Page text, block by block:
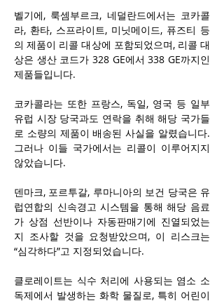
벨기에, 룩셈부르크, 네덜란드에서는 코카콜
라, 환타, 스프라이트, 미닛메이드, 퓨즈티 등
의 제품이 리콜 대상에 포함되었으며, 리콜 대
상은 생산 코드가 328 GE에서 338 GE까지인
제품들입니다.
코카콜라는 또한 프랑스, 독일, 영국 등 일부
유럽 시장 당국과도 연락을 취해 해당 국가들
로 소량의 제품이 배송된 사실을 알렸습니다.
그러나 이들 국가에서는 리콜이 이루어지지
않았습니다.
덴마크, 포르투갈, 루마니아의 보건 당국은 유
럽연합의 신속경고 시스템을 통해 해당 음료
가 상점 선반이나 자동판매기에 진열되었는
지 조사할 것을 요청받았으며, 이 리스크는
“심각하다”고 지정되었습니다.
클로레이트는 식수 처리에 사용되는 염소 소
독제에서 발생하는 화학 물질로, 특히 어린이